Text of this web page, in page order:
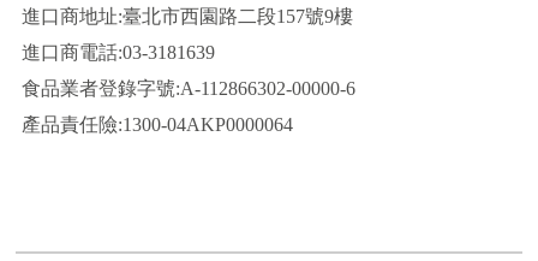
進口商地址:臺北市西園路二段157號9樓
進口商電話:03-3181639
食品業者登錄字號:A-112866302-00000-6
產品責任險:1300-04AKP0000064